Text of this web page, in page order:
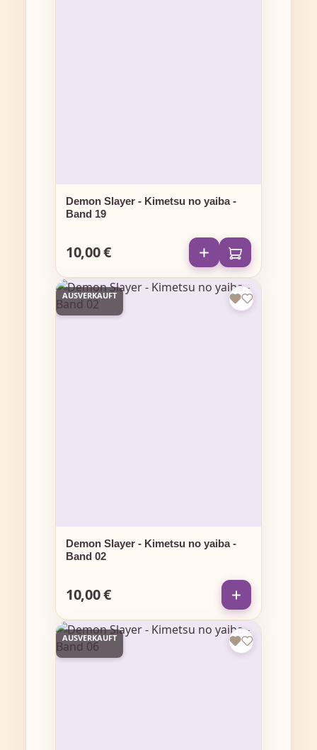
Demon Slayer - Kimetsu no yaiba -
Band 19
Regulärer Preis:
10,00 €
AUSVERKAUFT
Demon Slayer - Kimetsu no yaiba -
Band 02
Regulärer Preis:
10,00 €
AUSVERKAUFT